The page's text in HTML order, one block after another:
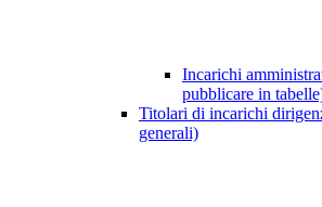
Incarichi
pubblicare in
Titolari di incarichi
generali)